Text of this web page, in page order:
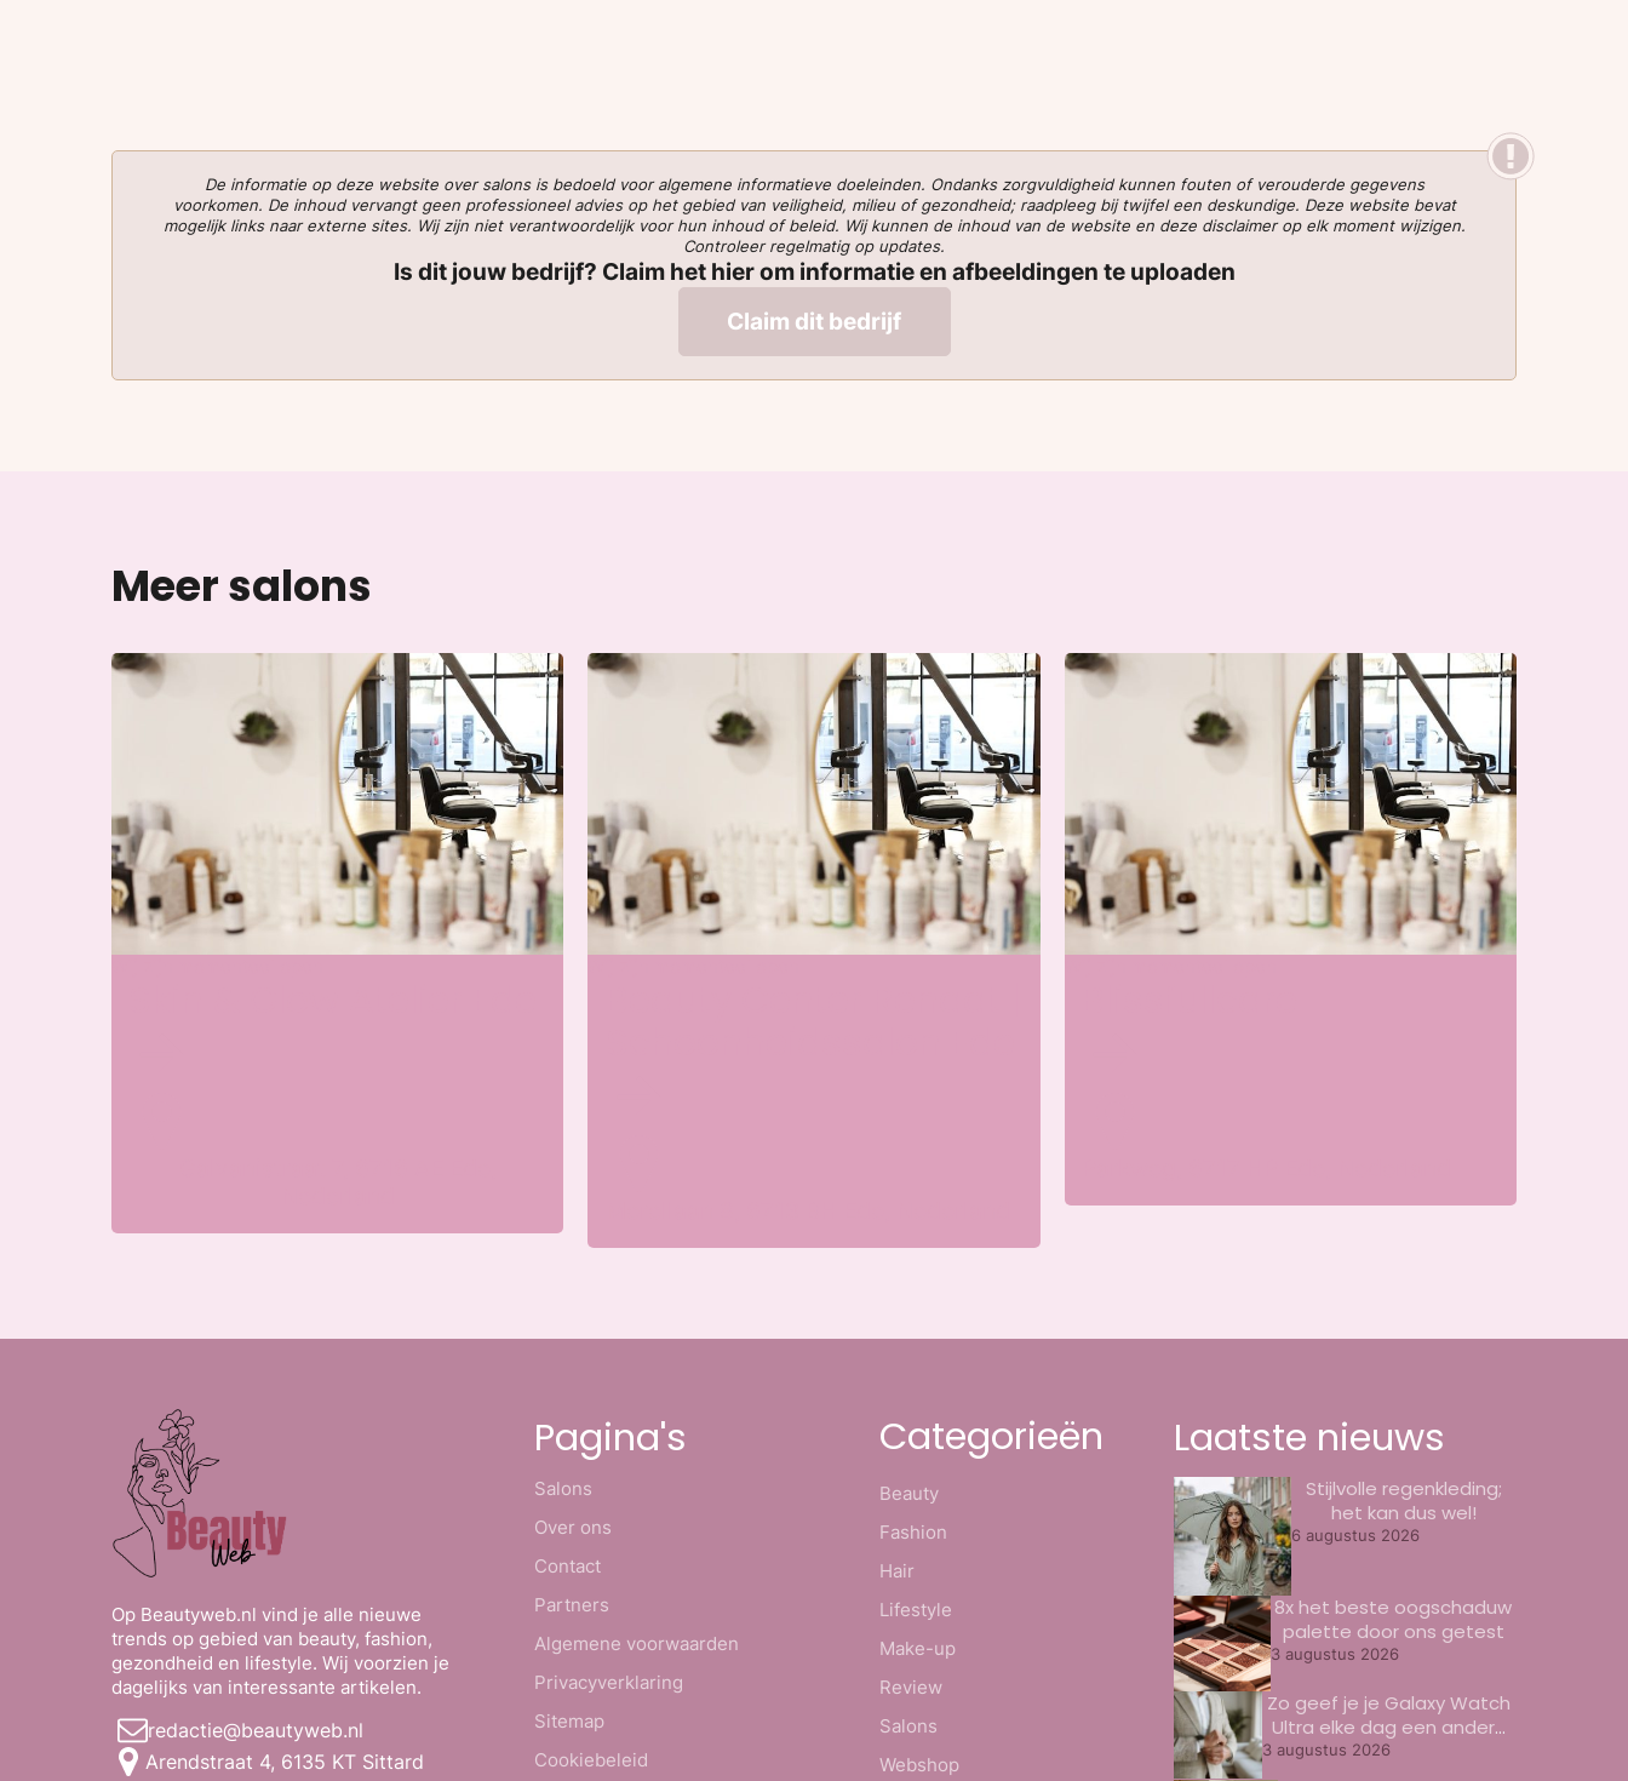
De informatie op deze website over salons is bedoeld voor algemene informatieve doeleinden. Ondanks zorgvuldigheid kunnen fouten of verouderde gegevens
voorkomen. De inhoud vervangt geen professioneel advies op het gebied van veiligheid, milieu of gezondheid; raadpleeg bij twijfel een deskundige. Deze website bevat
mogelijk links naar externe sites. Wij zijn niet verantwoordelijk voor hun inhoud of beleid. Wij kunnen de inhoud van de website en deze disclaimer op elk moment wijzigen.
Controleer regelmatig op updates.
Is dit jouw bedrijf? Claim het hier om informatie en afbeeldingen te uploaden
Claim dit bedrijf
Meer salons
Op Beautyweb.nl vind je alle nieuwe
trends op gebied van beauty, fashion,
gezondheid en lifestyle. Wij voorzien je
dagelijks van interessante artikelen.
redactie@beautyweb.nl
Arendstraat 4, 6135 KT Sittard
Pagina's
Salons
Over ons
Contact
Partners
Algemene voorwaarden
Privacyverklaring
Sitemap
Cookiebeleid
Categorieën
Beauty
Fashion
Hair
Lifestyle
Make-up
Review
Salons
Webshop
Laatste nieuws
Stijlvolle regenkleding;
het kan dus wel!
6 augustus 2026
8x het beste oogschaduw
palette door ons getest
3 augustus 2026
Zo geef je je Galaxy Watch
Ultra elke dag een andere
look
3 augustus 2026